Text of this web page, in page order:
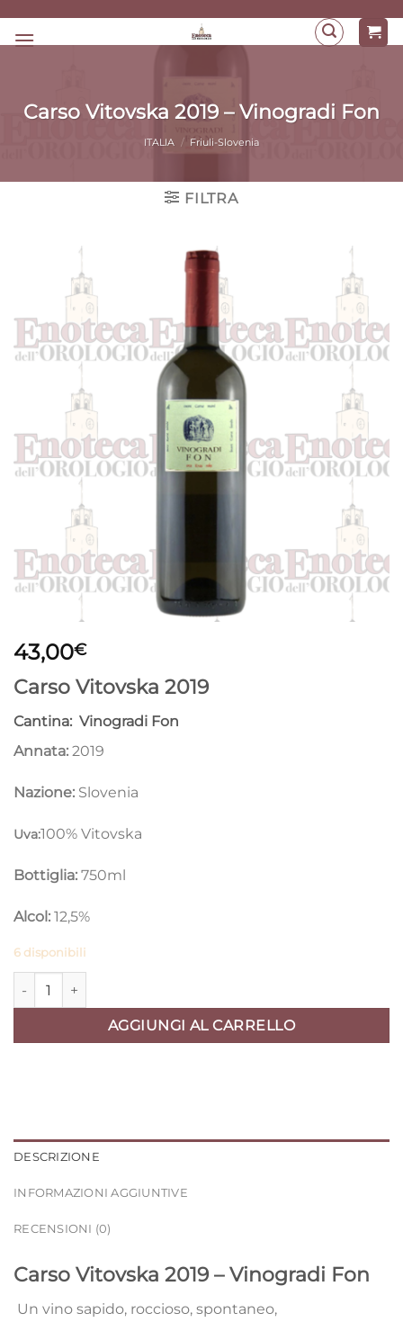
Carso Vitovska 2019 – Vinogradi Fon
ITALIA / Friuli-Slovenia
FILTRA
43,00€
Carso Vitovska 2019
Cantina: Vinogradi Fon
Annata: 2019
Nazione: Slovenia
Uva:100% Vitovska
Bottiglia: 750ml
Alcol: 12,5%
6 disponibili
Carso Vitovska 2019 – Vinogradi Fon quantità
AGGIUNGI AL CARRELLO
DESCRIZIONE
INFORMAZIONI AGGIUNTIVE
RECENSIONI (0)
Carso Vitovska 2019 – Vinogradi Fon
Un vino sapido, roccioso, spontaneo,